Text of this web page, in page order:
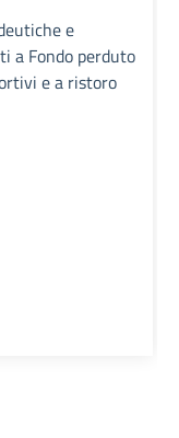
e
a Fondo perduto
e a ristoro